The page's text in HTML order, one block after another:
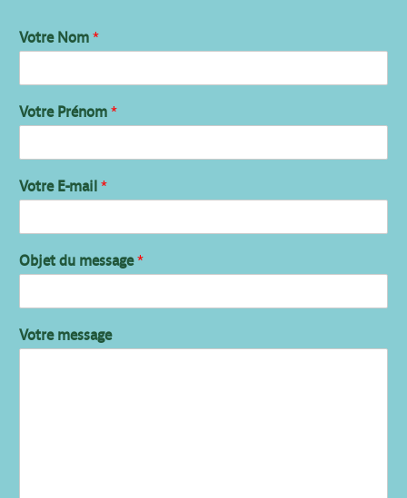
Votre Nom *
Votre Prénom *
Votre E-mail *
Objet du message*
Votre message